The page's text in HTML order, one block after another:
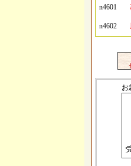
n4601
n4602
お